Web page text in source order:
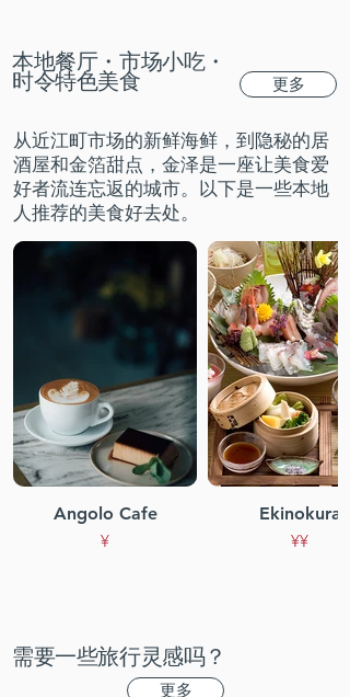
本地餐厅・市场小吃・
时令特色美食 更多
从近江町市场的新鲜海鲜，到隐秘的居
酒屋和金箔甜点，金泽是一座让美食爱
好者流连忘返的城市。以下是一些本地
人推荐的美食好去处。
Angolo Cafe
¥
Ekinokura
¥¥
需要一些旅行灵感吗？
更多